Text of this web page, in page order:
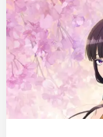
7
animes
parecidos
a
My
Happy
Marriage